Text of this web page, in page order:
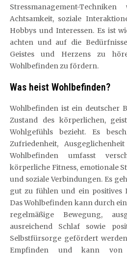
Stressmanagement-
Achtsamkeit, soziale
Hobbys und Interessen. Es ist
achten und auf die
Geistes und Herzens zu
Wohlbefinden zu fördern.
Was heist Wohlbefinden?
Wohlbefinden ist ein deutscher
Zustand des körperlichen,
Wohlgefühls bezieht. Es
Zufriedenheit,
Wohlbefinden umfasst
körperliche Fitness, emotionale
und soziale Verbindungen. Es
gut zu fühlen und ein positives
Das Wohlbefinden kann durch
regelmäßige Bewegung,
ausreichend Schlaf sowie
Selbstfürsorge gefördert
Empfinden und kann